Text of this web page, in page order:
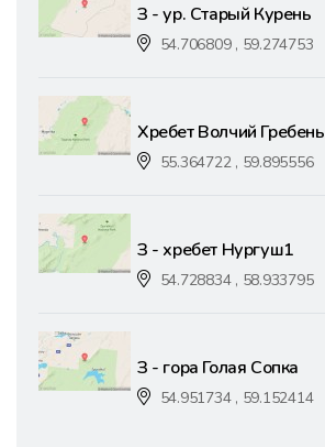
З - ур. Старый Курень
54.706809 , 59.274753
Хребет Волчий Гребень
55.364722 , 59.895556
З - хребет Нургуш1
54.728834 , 58.933795
З - гора Голая Сопка
54.951734 , 59.152414